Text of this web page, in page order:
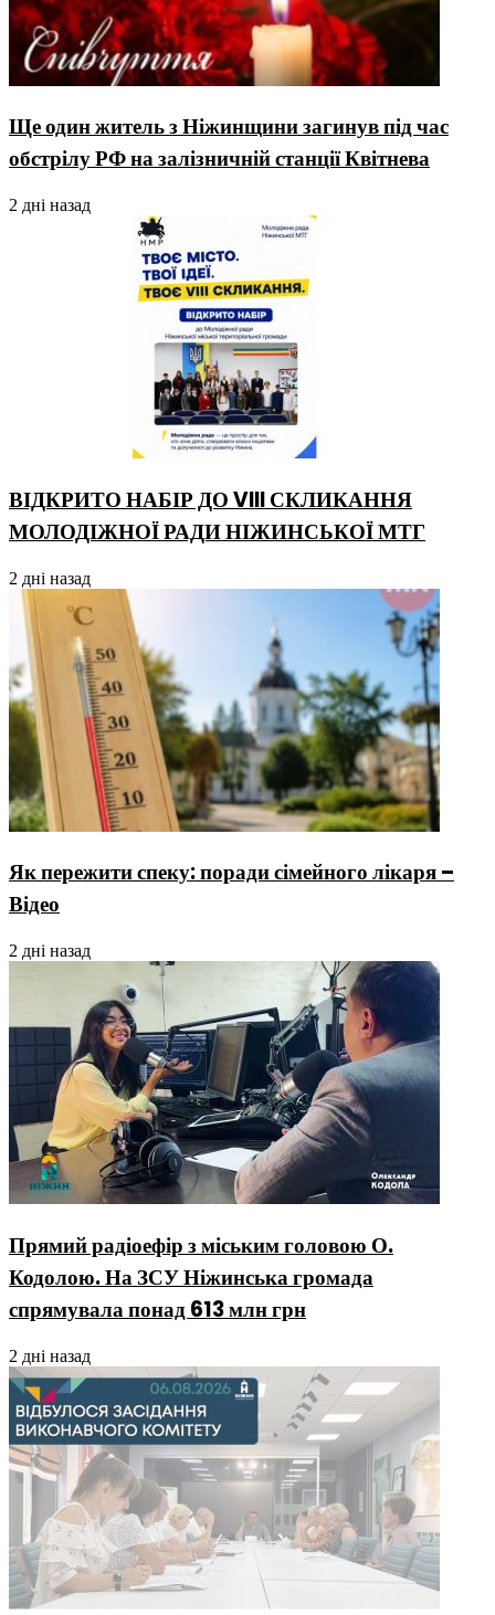
Ще один житель з Ніжинщини загинув під час
обстрілу РФ на залізничній станції Квітнева
2 дні назад
ВІДКРИТО НАБІР ДО VIII СКЛИКАННЯ
МОЛОДІЖНОЇ РАДИ НІЖИНСЬКОЇ МТГ
2 дні назад
Як пережити спеку: поради сімейного лікаря –
Відео
2 дні назад
Прямий радіоефір з міським головою О.
Кодолою. На ЗСУ Ніжинська громада
спрямувала понад 613 млн грн
2 дні назад